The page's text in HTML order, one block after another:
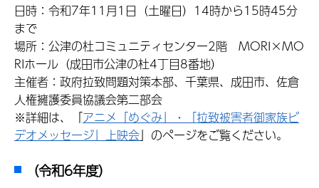
日時：令和7年11月1日（土曜日）14時から15時45分
まで
場所：公津の杜コミュニティセンター2階 MORI×MO
RIホール（成田市公津の杜4丁目8番地）
主催者：政府拉致問題対策本部、千葉県、成田市、佐倉
人権擁護委員協議会第二部会
※詳細は、「アニメ「めぐみ」・「拉致被害者御家族ビ
デオメッセージ」上映会」のページをご覧ください。
（令和6年度）